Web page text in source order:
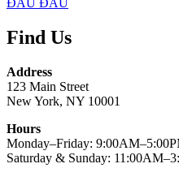
ĐAU ĐẦU
Find Us
Address
123 Main Street
New York, NY 10001
Hours
Monday–Friday:
Saturday & Sunday: